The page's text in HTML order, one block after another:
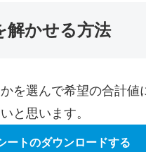
解かせる方法
を選んで希望の合計値
と思います。
トのダウンロードする